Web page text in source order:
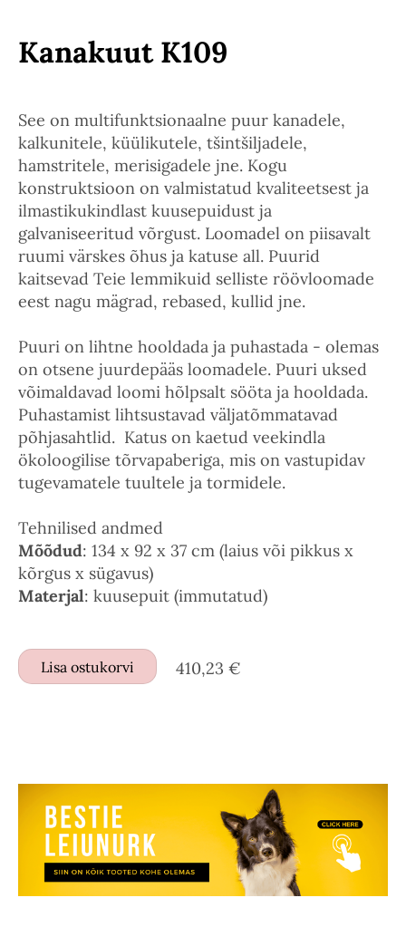
Kanakuut K109
See on multifunktsionaalne puur kanadele,
kalkunitele, küülikutele, tšintšiljadele,
hamstritele, merisigadele jne. Kogu
konstruktsioon on valmistatud kvaliteetsest ja
ilmastikukindlast kuusepuidust ja
galvaniseeritud võrgust. Loomadel on piisavalt
ruumi värskes õhus ja katuse all. Puurid
kaitsevad Teie lemmikuid selliste röövloomade
eest nagu mägrad, rebased, kullid jne.
Puuri on lihtne hooldada ja puhastada - olemas
on otsene juurdepääs loomadele. Puuri uksed
võimaldavad loomi hõlpsalt sööta ja hooldada.
Puhastamist lihtsustavad väljatõmmatavad
põhjasahtlid. Katus on kaetud veekindla
ökoloogilise tõrvapaberiga, mis on vastupidav
tugevamatele tuultele ja tormidele.
Tehnilised andmed
Mõõdud: 134 x 92 x 37 cm (laius või pikkus x
kõrgus x sügavus)
Materjal: kuusepuit (immutatud)
Lisa ostukorvi 410,23 €